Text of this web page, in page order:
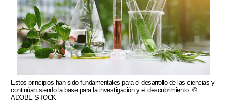
Estos principios han sido fundamentales para el desarrollo de las ciencias y
continúan siendo la base para la investigación y el descubrimiento. ©
ADOBE STOCK